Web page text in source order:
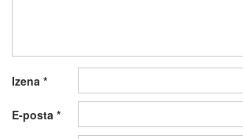
Izena *
E-posta *